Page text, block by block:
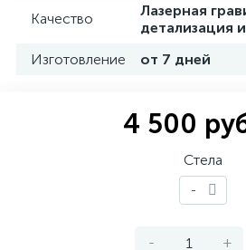
Качество
Лазерная
детализация
Изготовление
от 7 дней
4 500
Стела
-
- +